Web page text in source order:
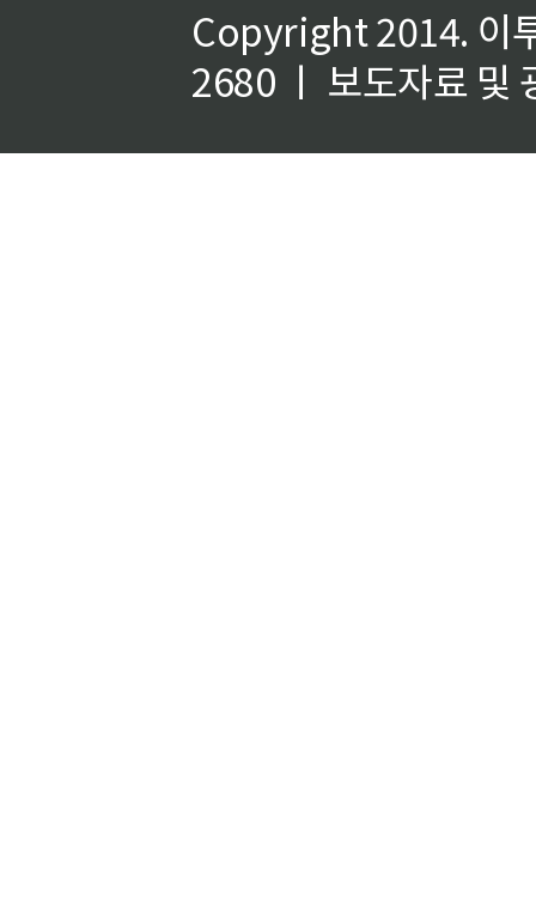
Copyright 2014. 이
2680 ㅣ 보도자료